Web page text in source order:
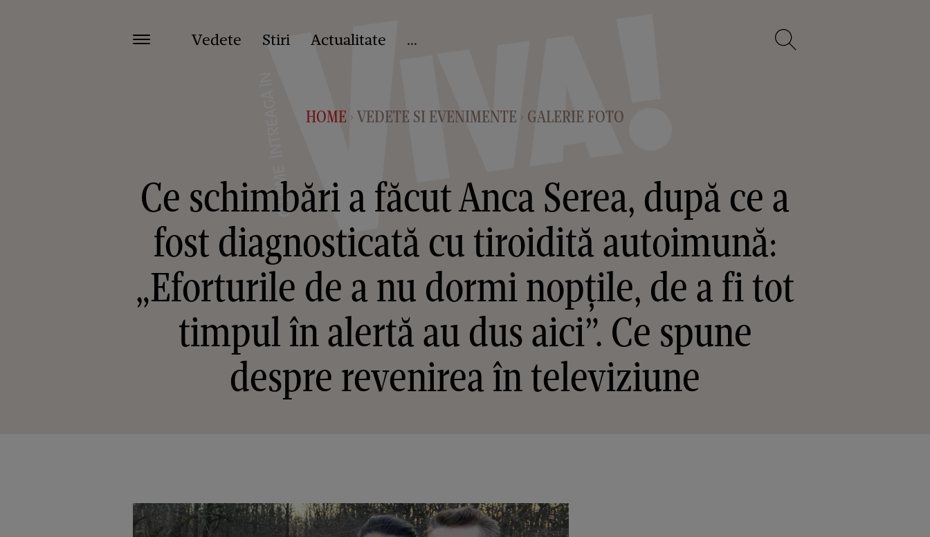
Vedete Stiri Actualitate ...
HOME > VEDETE SI EVENIMENTE > GALERIE FOTO
Ce schimbări a făcut Anca Serea, după ce a
fost diagnosticată cu tiroidită autoimună:
„Eforturile de a nu dormi nopțile, de a fi tot
timpul în alertă au dus aici”. Ce spune
despre revenirea în televiziune